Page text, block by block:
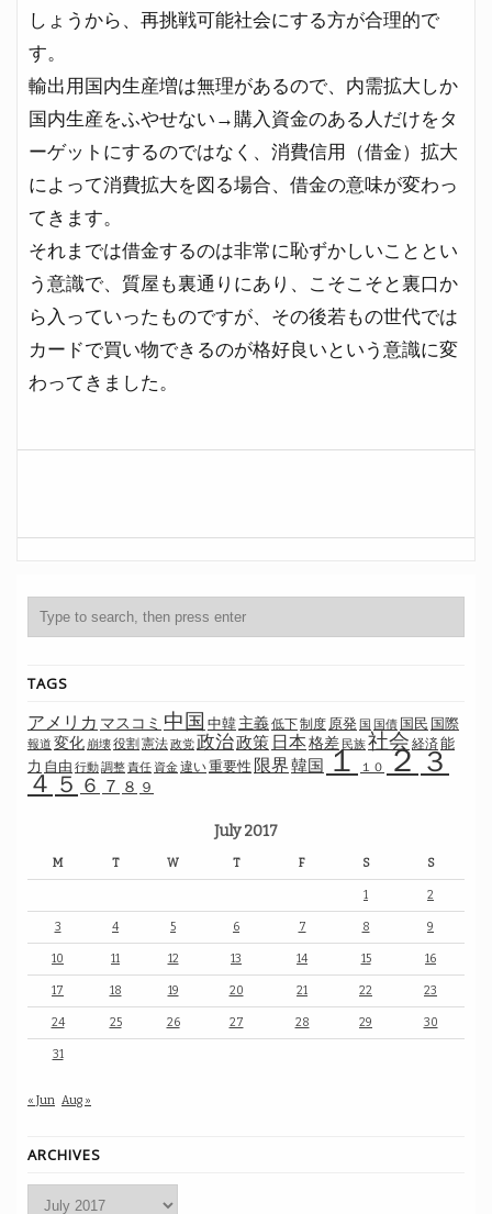
しょうから、再挑戦可能社会にする方が合理的で
す。
輸出用国内生産増は無理があるので、内需拡大しか
国内生産をふやせない→購入資金のある人だけをタ
ーゲットにするのではなく、消費信用（借金）拡大
によって消費拡大を図る場合、借金の意味が変わっ
てきます。
それまでは借金するのは非常に恥ずかしいこととい
う意識で、質屋も裏通りにあり、こそこそと裏口か
ら入っていったものですが、その後若もの世代では
カードで買い物できるのが格好良いという意識に変
わってきました。
TAGS
アメリカ マスコミ 中国 中韓 主義低下制度 原発 国 国債 国民 国際
報道 変化 崩壊役割 憲法政党政治政策 日本格差 民族社会 経済能
力 自由 行動調整責任 資金違い重要性 限界韓国１ １０ ２３
４ ５ ６ ７ ８ ９
July 2017
M T W T F S S
1 2
3 4 5 6 7 8 9
10 11 12 13 14 15 16
17 18 19 20 21 22 23
24 25 26 27 28 29 30
31
« Jun Aug »
ARCHIVES